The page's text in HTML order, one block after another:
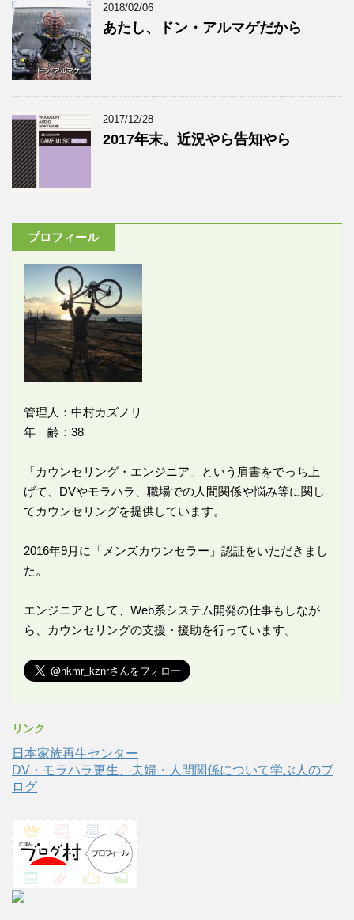
2018/02/06
あたし、ドン・アルマゲだから
2017/12/28
2017年末。近況やら告知やら
プロフィール
管理人：中村カズノリ
年 齢：38
「カウンセリング・エンジニア」という肩書をでっち上
げて、DVやモラハラ、職場での人間関係や悩み等に関し
てカウンセリングを提供しています。
2016年9月に「メンズカウンセラー」認証をいただきまし
た。
エンジニアとして、Web系システム開発の仕事もしなが
ら、カウンセリングの支援・援助を行っています。
リンク
日本家族再生センター
DV・モラハラ更生、夫婦・人間関係について学ぶ人のブ
ログ